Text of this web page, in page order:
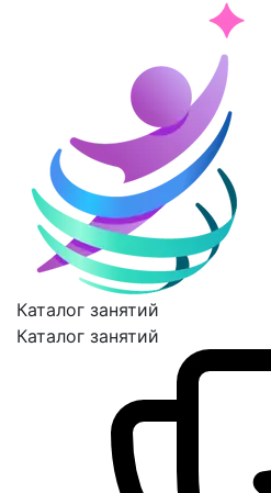
Каталог занятий
Каталог занятий